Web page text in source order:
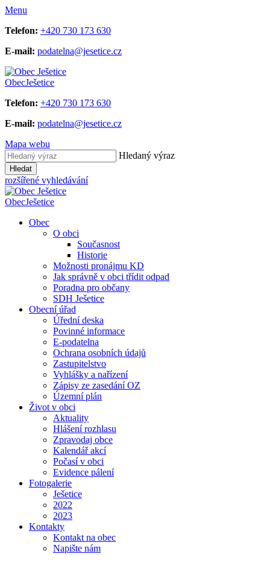
Menu
Telefon: +420 730 173 630
E-mail: podatelna@jesetice.cz
ObecJešetice
Telefon: +420 730 173 630
E-mail: podatelna@jesetice.cz
Mapa webu
Hledaný výraz
Hledat
rozšířené vyhledávání
ObecJešetice
Obec
O obci
Současnost
Historie
Možnosti pronájmu KD
Jak správně v obci třídit odpad
Poradna pro občany
SDH Ješetice
Obecní úřad
Úřední deska
Povinné informace
E-podatelna
Ochrana osobních údajů
Zastupitelstvo
Vyhlášky a nařízení
Zápisy ze zasedání OZ
Územní plán
Život v obci
Aktuality
Hlášení rozhlasu
Zpravodaj obce
Kalendář akcí
Počasí v obci
Evidence pálení
Fotogalerie
Ješetice
2022
2023
Kontakty
Kontakt na obec
Napište nám